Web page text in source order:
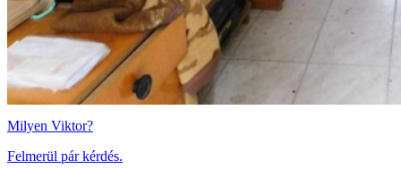
Milyen Viktor?
Felmerül pár kérdés.